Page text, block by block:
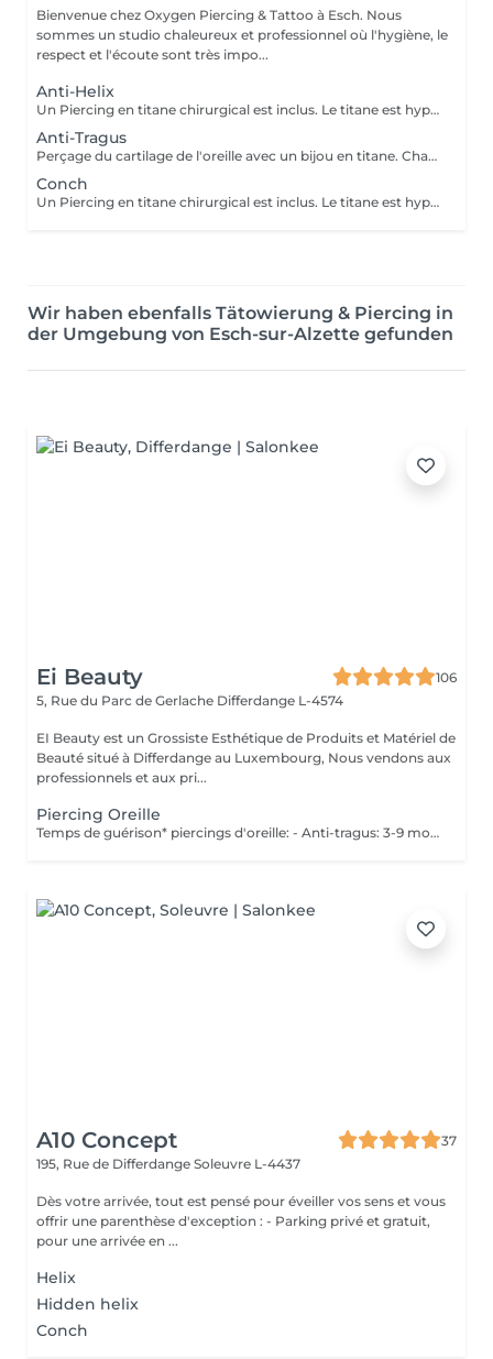
Bienvenue chez Oxygen Piercing & Tattoo à Esch. Nous
sommes un studio chaleureux et professionnel où l'hygiène, le
respect et l'écoute sont très impo...
Anti-Helix
Un Piercing en titane chirurgical est inclus. Le titane est hypoallergénique, léger et idéal pour les premières phases de cicatrisation. Si tu souhaites te faire percer mais que tu as peur des aiguilles ou que tu souffres d'anxiété (stress, blocage), nous te demandons de bien vouloir réserver le service intitulé: <<NOM DU PIERCING (Phobie des aiguilles)>> Ce service ne côute pas plus cher. Il est simplement prévu pour des raisons d'organisation, afin que tout le monde soit à l'aise et bien accueilli(e).
Anti-Tragus
Perçage du cartilage de l'oreille avec un bijou en titane. Chaque emplacement est choisi pour s'adapter à l'anatomie de votre oreille. Si tu souhaites te faire percer mais que tu as peur des aiguilles ou que tu souffres d'anxiété (stress, blocage), nous te demandons de bien vouloir réserver le service intitulé: <<NOM DU PIERCING (Phobie des aiguilles)>> Ce service ne côute pas plus cher. Il est simplement prévu pour des raisons d'organisation, afin que tout le monde soit à l'aise et bien accueilli(e).
Conch
Un Piercing en titane chirurgical est inclus. Le titane est hypoallergénique, léger et idéal pour les premières phases de cicatrisation. Si tu souhaites te faire percer mais que tu as peur des aiguilles ou que tu souffres d'anxiété (stress, blocage), nous te demandons de bien vouloir réserver le service intitulé: <<NOM DU PIERCING (Phobie des aiguilles)>> Ce service ne côute pas plus cher. Il est simplement prévu pour des raisons d'organisation, afin que tout le monde soit à l'aise et bien accueilli(e).
Wir haben ebenfalls Tätowierung & Piercing in
der Umgebung von Esch-sur-Alzette gefunden
Ei Beauty
106
5, Rue du Parc de Gerlache Differdange L-4574
EI Beauty est un Grossiste Esthétique de Produits et Matériel de
Beauté situé à Differdange au Luxembourg, Nous vendons aux
professionnels et aux pri...
Piercing Oreille
Temps de guérison* piercings d'oreille: - Anti-tragus: 3-9 mois - Piercing de conque: 3-9 mois - Daithpiercing: 3-9 mois - Piercing helix: 3-9 mois - Perçage de fumée: 3-9 mois - Piercing douillet: 3-9 mois - Piercing Tragus: 3-9 mois - Piercing du lobe de l'oreille: 4-8 semaines *Notez également qu'il est indispensable de réaliser les soins quotidiennement pour que la cicatrisation se fasse dans les meilleures conditions. *La guérison est différente d'une personne à l'autre **Si vous êtes mineur, l'autorisation parentale est obligatoire. Industriel Piercing - Sous réserve d'évaluation
A10 Concept
37
195, Rue de Differdange Soleuvre L-4437
Dès votre arrivée, tout est pensé pour éveiller vos sens et vous
offrir une parenthèse d'exception : - Parking privé et gratuit,
pour une arrivée en ...
Helix
Hidden helix
Conch